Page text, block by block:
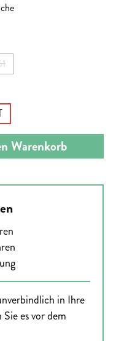
ist zurzeit nicht verfügbar.)
(Diese Option ist zurzeit nicht
Wert ein
Warenkorb
in Ihre
es vor dem